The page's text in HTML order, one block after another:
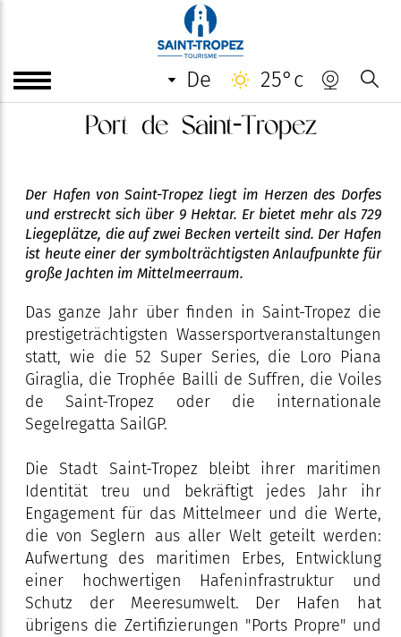
de 25°c
Port de Saint-Tropez
Der Hafen von Saint-Tropez liegt im Herzen des Dorfes
und erstreckt sich über 9 Hektar. Er bietet mehr als 729
Liegeplätze, die auf zwei Becken verteilt sind. Der Hafen
ist heute einer der symbolträchtigsten Anlaufpunkte für
große Jachten im Mittelmeerraum.
Das ganze Jahr über finden in Saint-Tropez die
prestigeträchtigsten Wassersportveranstaltungen
statt, wie die 52 Super Series, die Loro Piana
Giraglia, die Trophée Bailli de Suffren, die Voiles
de Saint-Tropez oder die internationale
Segelregatta SailGP.
Die Stadt Saint-Tropez bleibt ihrer maritimen
Identität treu und bekräftigt jedes Jahr ihr
Engagement für das Mittelmeer und die Werte,
die von Seglern aus aller Welt geteilt werden:
Aufwertung des maritimen Erbes, Entwicklung
einer hochwertigen Hafeninfrastruktur und
Schutz der Meeresumwelt. Der Hafen hat
übrigens die Zertifizierungen "Ports Propre" und